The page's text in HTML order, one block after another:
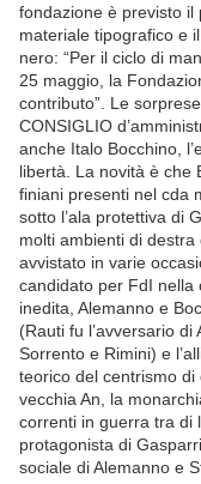
fondazione è previsto
materiale tipografico e
nero: “Per il ciclo di
25 maggio, la
contributo”. Le
CONSIGLIO
anche Italo Bocchino,
libertà. La novità è che
finiani presenti nel cda
sotto l’ala protettiva di
molti ambienti di destra
avvistato in varie
candidato per FdI nella
inedita, Alemanno e
(Rauti fu l’avversario
Sorrento e Rimini) e
teorico del centrismo di
vecchia An, la
correnti in guerra tra di
protagonista di
sociale di Alemanno e